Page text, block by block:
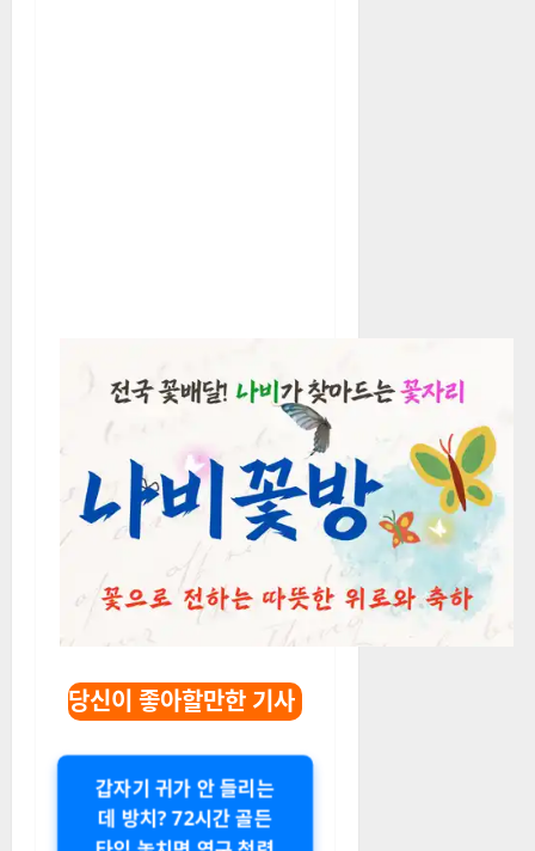
당신이 좋아할만한 기사
갑자기 귀가 안 들리는
데 방치? 72시간 골든